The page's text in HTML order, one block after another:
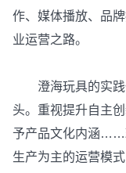
作、媒体播放、品
业运营之路。
澄海玩具的实践
头。重视提升自主
予产品文化内涵……
生产为主的运营模式